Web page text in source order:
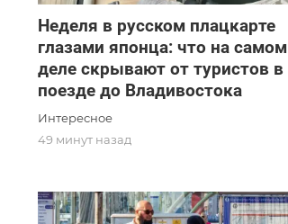
Неделя в русском плацкарте
глазами японца: что на самом
деле скрывают от туристов в
поезде до Владивостока
Интересное
49 минут назад